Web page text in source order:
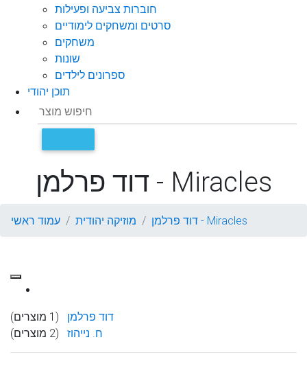
חוברות צביעה ופעילות
סרטים ומשחקים לימודיים
משחקים
שונות
ספרונים לילדים
תוכן יהודי
דוד פרלמן - Miracles
עמוד ראשי מוזיקה יהודית דוד פרלמן - Miracles
דוד פרלמן (1 מוצרים)
ח. נייהוז (2 מוצרים)